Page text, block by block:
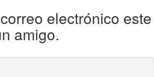
electrónico este
amigo.